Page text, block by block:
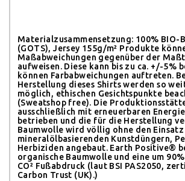
Materialzusammensetzung: 100% BIO-
(GOTS), Jersey 155g/m² Produkte
Maßabweichungen gegenüber der
aufweisen. Diese kann bis zu ca. +/-5%
können Farbabweichungen auftreten.
Herstellung dieses Shirts werden so
möglich, ethischen Gesichtspunkte
(Sweatshop free). Die
ausschließlich mit erneuerbaren
betrieben und die für die Herstellung
Baumwolle wird völlig ohne den Einsatz
mineralölbasierenden Kunstdüngern,
Herbiziden angebaut. Earth Positive®
organische Baumwolle und eine um
CO² Fußabdruck (laut BSI PAS2050,
Carbon Trust (UK).)